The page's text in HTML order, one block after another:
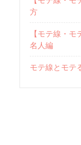
方
【モテ線・
名人編
モテ線とモテ